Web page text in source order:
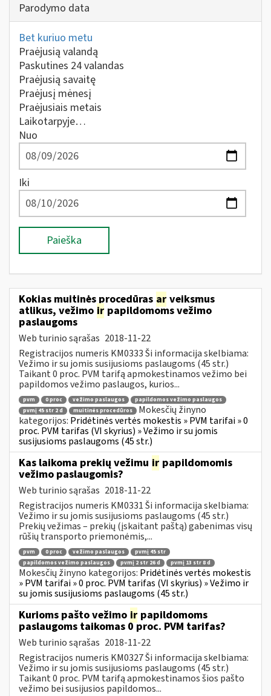
Parodymo data
Bet kuriuo metu
Praėjusią valandą
Paskutines 24 valandas
Praėjusią savaitę
Praėjusį mėnesį
Praėjusiais metais
Laikotarpyje…
Nuo
Iki
Paieška
Kokias muitinės procedūras ar veiksmus
atlikus, vežimo ir papildomoms vežimo
paslaugoms
Web turinio sąrašas 2018-11-22
Registracijos numeris KM0333 Ši informacija skelbiama:
Vežimo ir su jomis susijusioms paslaugoms (45 str.)
Taikant 0 proc. PVM tarifą apmokestinamos vežimo bei
papildomos vežimo paslaugos, kurios...
pvm 0 proc vežimo paslaugos
papildomos vežimo paslaugos
pvmį 45 str 2 d
muitinės procedūros
Mokesčių žinyno
kategorijos: Pridėtinės vertės mokestis » PVM tarifai » 0
proc. PVM tarifas (VI skyrius) » Vežimo ir su jomis
susijusioms paslaugoms (45 str.)
Kas laikoma prekių vežimu ir papildomomis
vežimo paslaugomis?
Web turinio sąrašas 2018-11-22
Registracijos numeris KM0331 Ši informacija skelbiama:
Vežimo ir su jomis susijusioms paslaugoms (45 str.)
Prekių vežimas – prekių (įskaitant paštą) gabenimas visų
rūšių transporto priemonėmis,...
pvm 0 proc vežimo paslaugos
pvmį 45 str
papildomos vežimo paslaugos
pvmį 2 str 26 d pvmį 13 str 8 d
Mokesčių žinyno kategorijos: Pridėtinės vertės mokestis
» PVM tarifai » 0 proc. PVM tarifas (VI skyrius) » Vežimo ir
su jomis susijusioms paslaugoms (45 str.)
Kurioms pašto vežimo ir papildomoms
paslaugoms taikomas 0 proc. PVM tarifas?
Web turinio sąrašas 2018-11-22
Registracijos numeris KM0327 Ši informacija skelbiama:
Vežimo ir su jomis susijusioms paslaugoms (45 str.)
Taikant 0 proc. PVM tarifą apmokestinamos šios pašto
vežimo bei susijusios papildomos...